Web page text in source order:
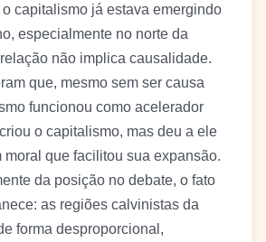
capitalismo já estava emergindo
especialmente no norte da
não implica causalidade.
que, mesmo sem ser causa
funcionou como acelerador
o capitalismo, mas deu a ele
moral que facilitou sua expansão.
da posição no debate, o fato
as regiões calvinistas da
forma desproporcional,